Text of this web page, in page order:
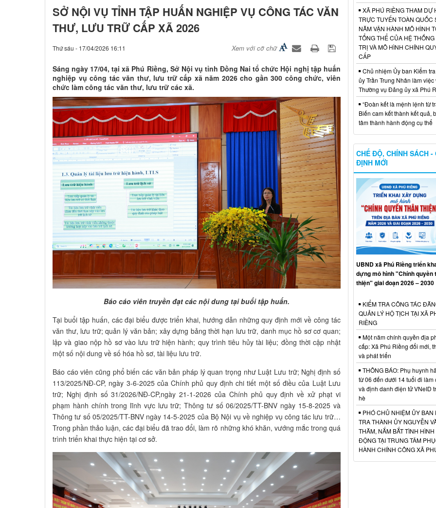
SỞ NỘI VỤ TỈNH TẬP HUẤN NGHIỆP VỤ CÔNG TÁC VĂN
THƯ, LƯU TRỮ CẤP XÃ 2026
Thứ sáu - 17/04/2026 16:11 Xem với cỡ chữ
Sáng ngày 17/04, tại xã Phú Riềng, Sở Nội vụ tỉnh Đồng Nai tổ chức Hội nghị tập huấn
nghiệp vụ công tác văn thư, lưu trữ cấp xã năm 2026 cho gần 300 công chức, viên
chức làm công tác văn thư, lưu trữ các xã.
Báo cáo viên truyền đạt các nội dung tại buổi tập huấn.
Tại buổi tập huấn, các đại biểu được triển khai, hướng dẫn những quy định mới về công tác
văn thư, lưu trữ; quản lý văn bản; xây dựng bảng thời hạn lưu trữ, danh mục hồ sơ cơ quan;
lập và giao nộp hồ sơ vào lưu trữ hiện hành; quy trình tiêu hủy tài liệu; đồng thời cập nhật
một số nội dung về số hóa hồ sơ, tài liệu lưu trữ.
Báo cáo viên cũng phổ biến các văn bản pháp lý quan trọng như Luật Lưu trữ; Nghị định số
113/2025/NĐ-CP, ngày 3-6-2025 của Chính phủ quy định chi tiết một số điều của Luật Lưu
trữ; Nghị định số 31/2026/NĐ-CP,ngày 21-1-2026 của Chính phủ quy định về xử phạt vi
phạm hành chính trong lĩnh vực lưu trữ; Thông tư số 06/2025/TT-BNV ngày 15-8-2025 và
Thông tư số 05/2025/TT-BNV ngày 14-5-2025 của Bộ Nội vụ về nghiệp vụ công tác lưu trữ…
Trong phần thảo luận, các đại biểu đã trao đổi, làm rõ những khó khăn, vướng mắc trong quá
trình triển khai thực hiện tại cơ sở.
XÃ PHÚ RIỀNG THAM DỰ
TRỰC TUYẾN TOÀN QUỐC
NĂM VẬN HÀNH MÔ HÌNH
TỔNG THỂ CỦA HỆ
TRỊ VÀ MÔ HÌNH CHÍNH
CẤP
Chủ nhiệm Ủy ban Kiểm
ủy Trần Trung Nhân làm việc
Thường vụ Đảng ủy xã Phú
“Đoàn kết là mệnh lệnh từ
Biến cam kết thành kết quả,
tâm thành hành động cụ thể
CHẾ ĐỘ, CHÍNH SÁCH -
ĐỊNH MỚI
UBND xã Phú Riềng triển
dựng mô hình "Chính quyền
thiện" giai đoạn 2026 – 2030
KIỂM TRA CÔNG TÁC
QUẢN LÝ HỘ TỊCH TẠI XÃ
RIỀNG
Một năm chính quyền địa
cấp: Xã Phú Riềng đổi mới,
và phát triển
THÔNG BÁO: Phụ huynh
từ 06 đến dưới 14 tuổi đi làm
và định danh điện tử VNeID
hè
PHÓ CHỦ NHIỆM ỦY BAN
TRA THÀNH ỦY NGUYỄN
THĂM, NẮM BẮT TÌNH HÌNH
ĐỘNG TẠI TRUNG TÂM
HÀNH CHÍNH CÔNG XÃ